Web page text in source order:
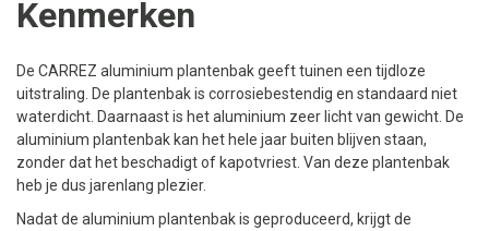
Kenmerken
De CARREZ aluminium plantenbak geeft tuinen een tijdloze
uitstraling. De plantenbak is corrosiebestendig en standaard niet
waterdicht. Daarnaast is het aluminium zeer licht van gewicht. De
aluminium plantenbak kan het hele jaar buiten blijven staan,
zonder dat het beschadigt of kapotvriest. Van deze plantenbak
heb je dus jarenlang plezier.
Nadat de aluminium plantenbak is geproduceerd, krijgt de